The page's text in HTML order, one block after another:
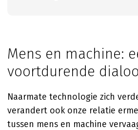
Mens en machine:
voortdurende
Naarmate technologie zich
verandert ook onze relatie
tussen mens en machine